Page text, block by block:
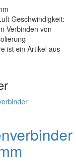
Geschwindigkeit:
Verbinden von
-
ist ein Artikel aus